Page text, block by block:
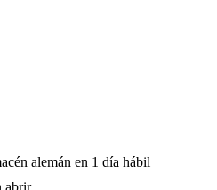
alemán en 1 día hábil